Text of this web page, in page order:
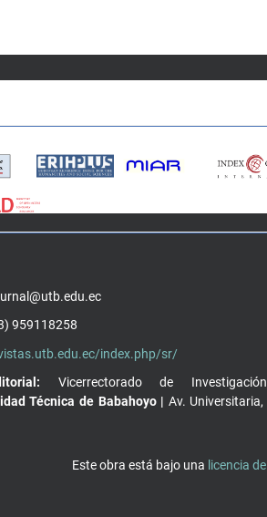
959118258
index.php/sr/
Vicerrectorado de
Técnica de Babahoyo | Av. Universitaria,
Este obra está bajo una licencia